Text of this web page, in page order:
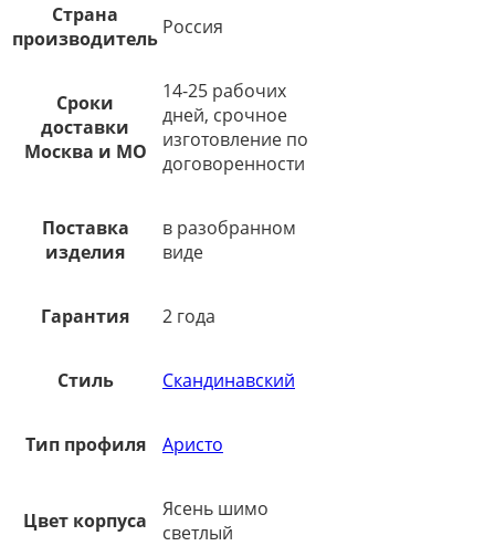
Страна
производитель Россия
Сроки
доставки
Москва и МО
14-25 рабочих
дней, срочное
изготовление по
договоренности
Поставка
изделия
в разобранном
виде
Гарантия 2 года
Стиль Скандинавский
Тип профиля Аристо
Цвет корпуса
Ясень шимо
светлый